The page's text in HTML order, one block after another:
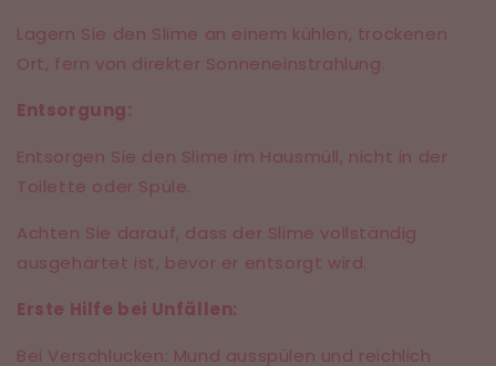
Lagern Sie den Slime an einem kühlen, trockenen
Ort, fern von direkter Sonneneinstrahlung.
Entsorgung:
Entsorgen Sie den Slime im Hausmüll, nicht in der
Toilette oder Spüle.
Achten Sie darauf, dass der Slime vollständig
ausgehärtet ist, bevor er entsorgt wird.
Erste Hilfe bei Unfällen:
Bei Verschlucken: Mund ausspülen und reichlich